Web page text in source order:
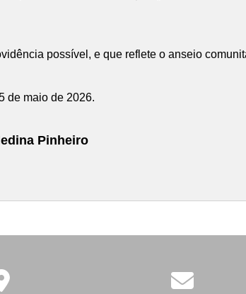
possível, e que reflete o anseio
de maio de 2026.
Pinheiro